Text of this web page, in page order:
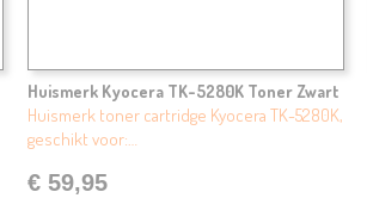
Huismerk Kyocera TK-5280K Toner Zwart
Huismerk toner cartridge Kyocera TK-5280K,
geschikt voor:…
€ 59,95